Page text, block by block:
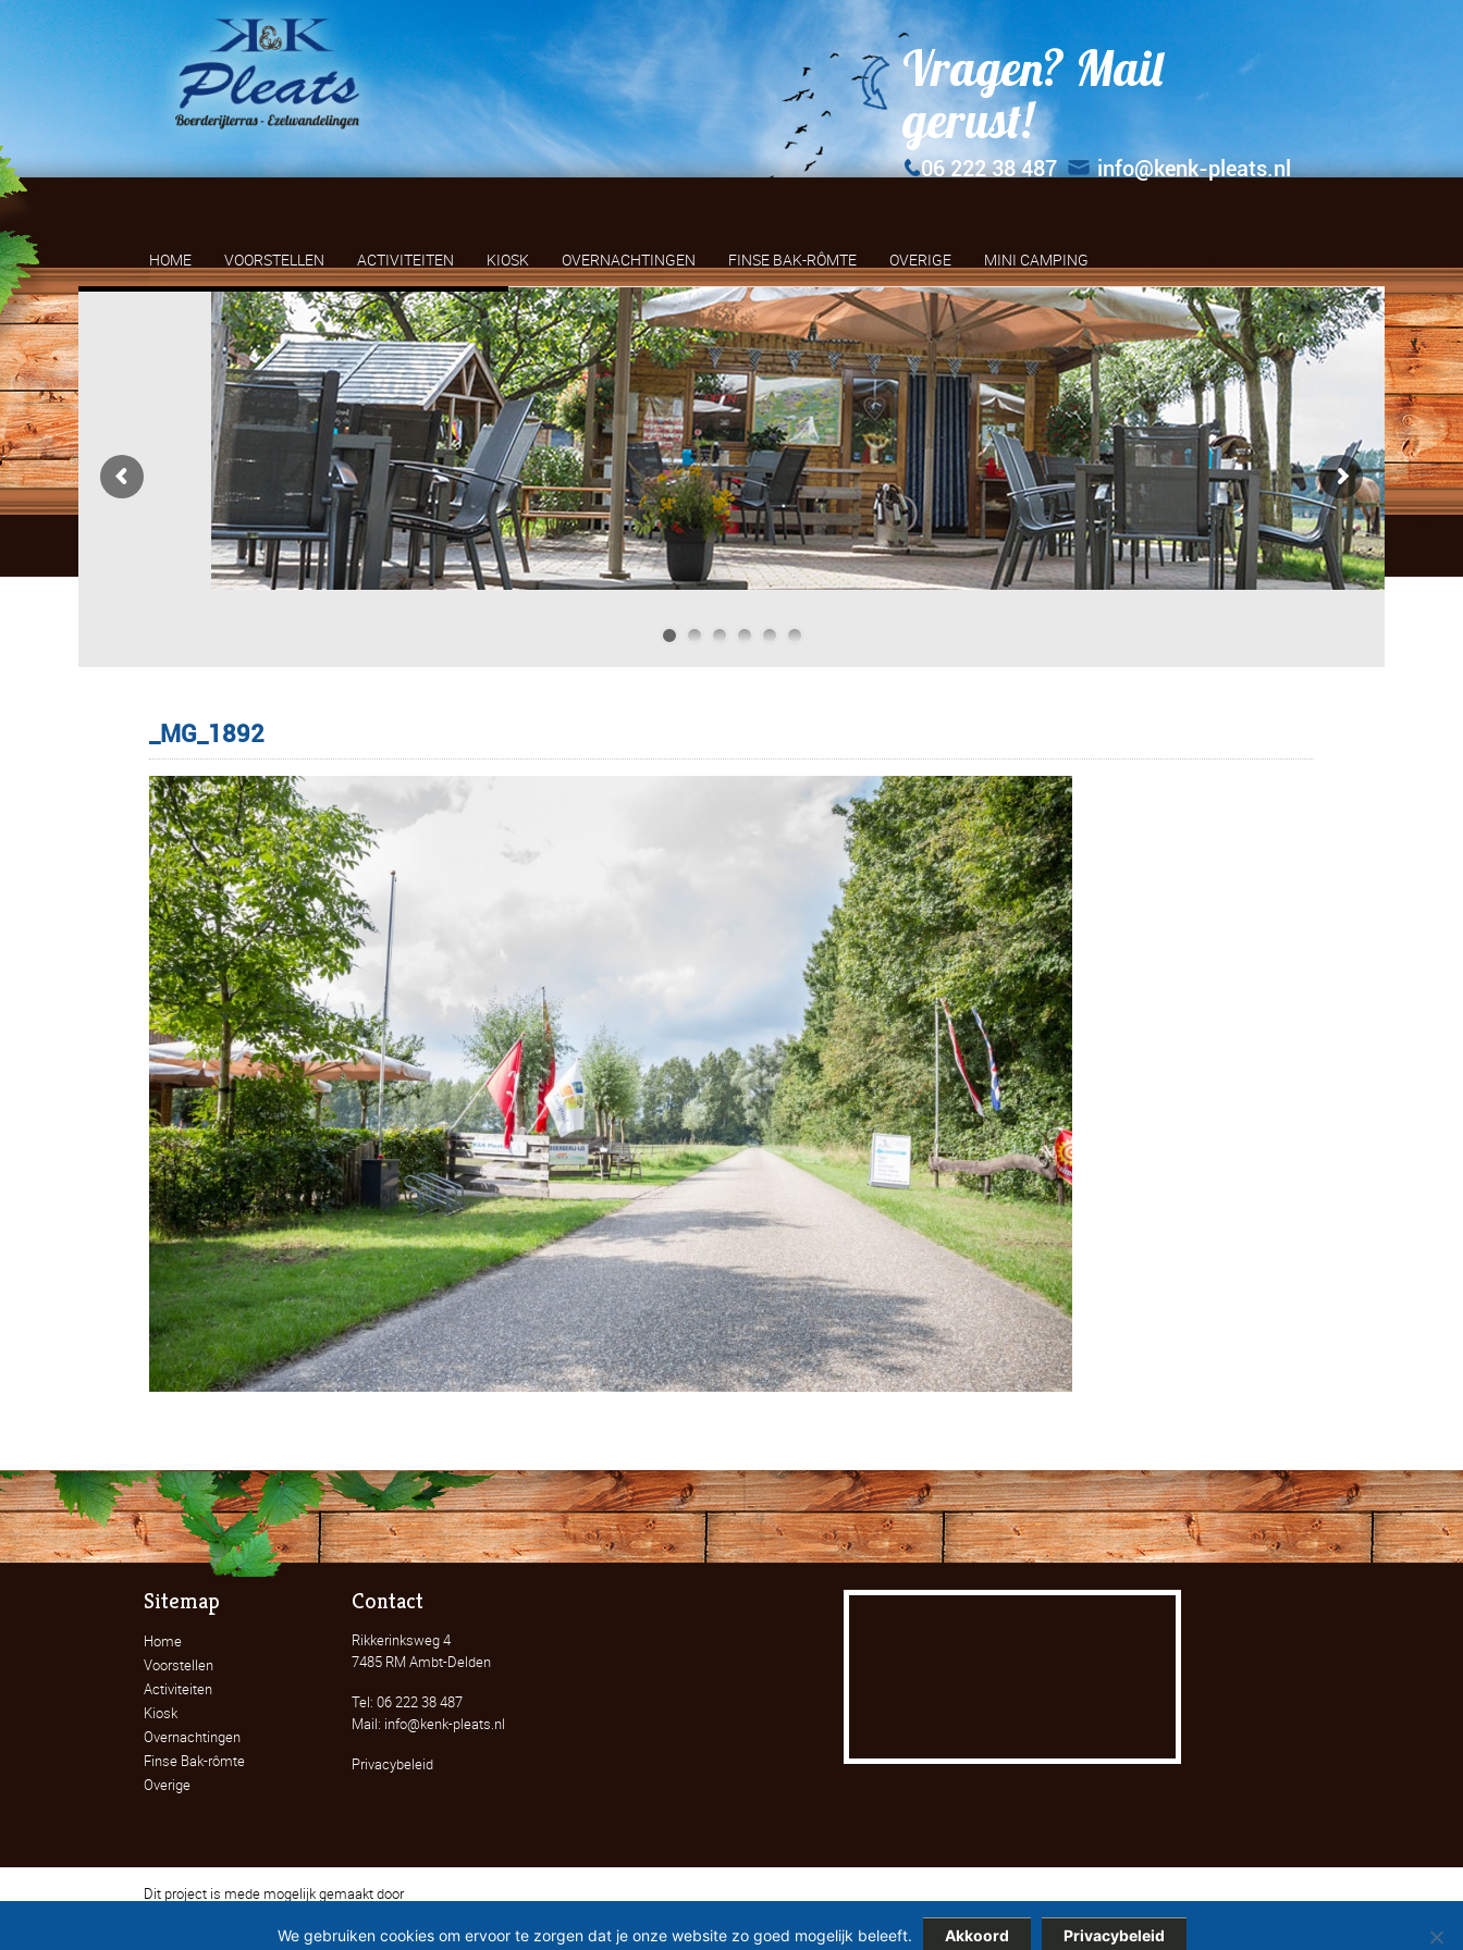
Vragen? Mail
gerust!
06 222 38 487 info@kenk-pleats.nl
HOME VOORSTELLEN ACTIVITEITEN KIOSK OVERNACHTINGEN FINSE BAK-RÔMTE OVERIGE MINI CAMPING
_MG_1892
Image navigation
Sitemap
Home
Voorstellen
Activiteiten
Kiosk
Overnachtingen
Finse Bak-rômte
Overige
Contact
Rikkerinksweg 4
7485 RM Ambt-Delden
Tel: 06 222 38 487
Mail: info@kenk-pleats.nl
Privacybeleid
Dit project is mede mogelijk gemaakt door
We gebruiken cookies om ervoor te zorgen dat je onze website zo goed mogelijk beleeft. Akkoord Privacybeleid